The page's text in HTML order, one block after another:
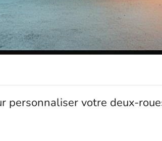
personnaliser votre deux-